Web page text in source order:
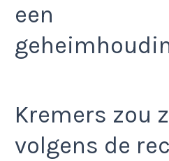
een
Kremers zou
volgens de